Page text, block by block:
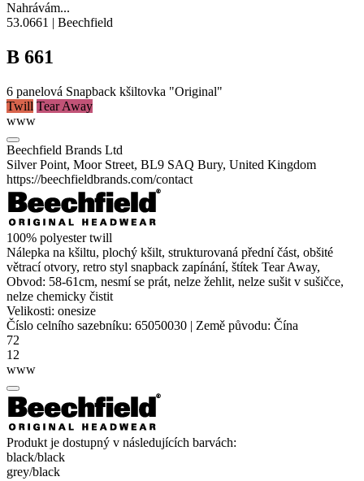
Nahrávám...
53.0661 | Beechfield
B 661
6 panelová Snapback kšiltovka "Original"
Twill Tear Away
www
Beechfield Brands Ltd
Silver Point, Moor Street, BL9 SAQ Bury, United Kingdom
https://beechfieldbrands.com/contact
100% polyester twill
Nálepka na kšiltu, plochý kšilt, strukturovaná přední část, obšité
větrací otvory, retro styl snapback zapínání, štítek Tear Away,
Obvod: 58-61cm, nesmí se prát, nelze žehlit, nelze sušit v sušičce,
nelze chemicky čistit
Velikosti: onesize
Číslo celního sazebníku: 65050030 | Země původu: Čína
72
12
www
Produkt je dostupný v následujících barvách:
black/​black
grey/​black